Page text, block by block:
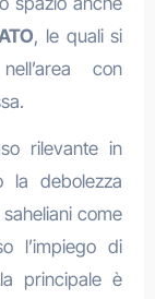
, le quali si
con
rilevante in
la debolezza
come
l’impiego di
principale è